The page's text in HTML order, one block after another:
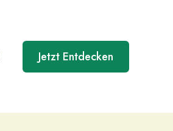
Jetzt Entdecken